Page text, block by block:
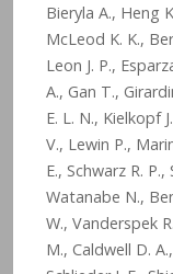
Bieryla A., Heng
McLeod K. K.,
Leon J. P.,
A., Gan T.,
E. L. N., Kielkopf
V., Lewin P.,
E., Schwarz R.
Watanabe N.,
W., Vanderspek
M., Caldwell D.